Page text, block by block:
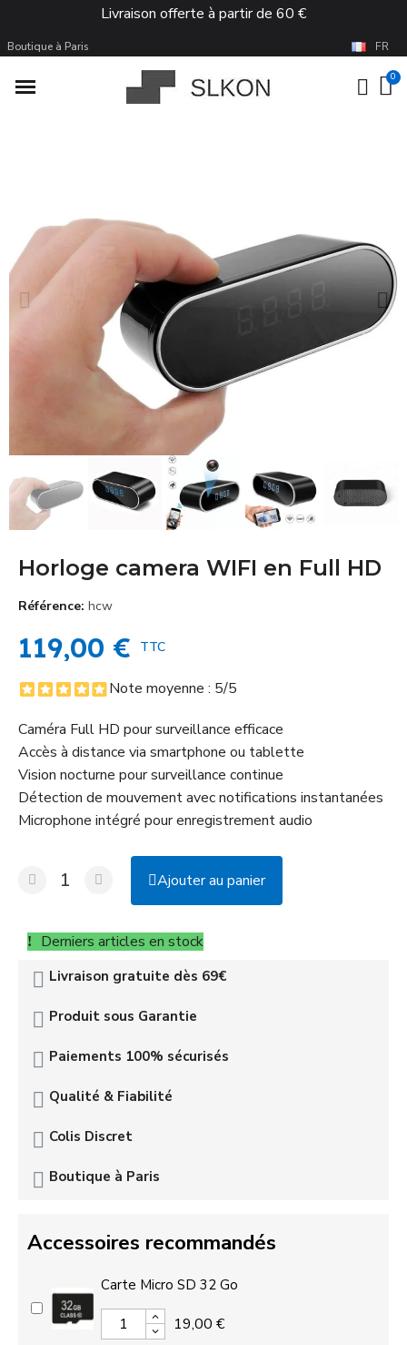
Livraison offerte à partir de 60 €
Boutique à Paris FR
Horloge camera WIFI en Full HD
Référence hcw
119,00 € TTC
Note moyenne : 5/5
Caméra Full HD pour surveillance efficace
Accès à distance via smartphone ou tablette
Vision nocturne pour surveillance continue
Détection de mouvement avec notifications instantanées
Microphone intégré pour enregistrement audio
Ajouter au panier
Derniers articles en stock
Livraison gratuite dès 69€
Produit sous Garantie
Paiements 100% sécurisés
Qualité & Fiabilité
Colis Discret
Boutique à Paris
Accessoires recommandés
Carte Micro SD 32 Go
19,00 €